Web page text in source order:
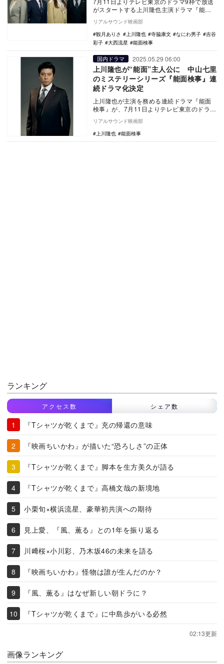
がスタートする上川隆也主演ドラマ『能面
検事』の追加キャストとして、吉谷彩子、
大西流星（…
リアルサウンド映画部
観月ありさ
上川隆也 寺脇康文 なにわ男子
吉谷
彩子
大西流星 能面検事
国内ドラマ 2025.05.29 06:00
上川隆也が“能面”主人公に 中山七里
のミステリーシリーズ『能面検事』連
続ドラマ化決定
上川隆也が主演を務める連続ドラマ『能面
検事』が、7月11日よりテレビ東京のドラマ
9枠で放送されることが決定した。 本作
は、ベ…
リアルサウンド映画部
上川隆也
能面検事
ランキング
アクセス数 シェア数
『Tシャツが乾くまで』充の帰還の意味
『映画ちいかわ』が描いた“恐ろしさ”の正体
『Tシャツが乾くまで』脚本を生方美久が語る
『Tシャツが乾くまで』高橋文哉の新境地
小栗旬×横浜流星、豪華初共演への期待
見上愛、『風、薫る』との1年を振り返る
川﨑桜×小川彩、乃木坂46の未来を語る
『映画ちいかわ』怪物は誰が生んだのか？
『風、薫る』はなぜ新しい朝ドラに？
『Tシャツが乾くまで』に中島歩がいる必然
02:13更新
画像ランキング